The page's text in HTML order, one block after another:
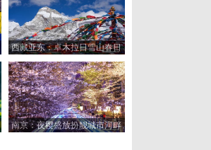
西藏亚东：卓木拉日雪山春日
风光美如画
南京：夜樱盛放扮靓城市河畔